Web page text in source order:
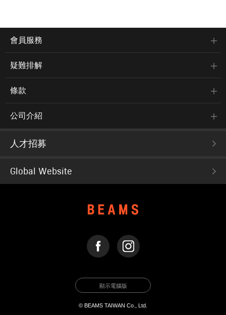
會員服務
疑難排解
條款
公司介紹
人才招募
Global Website
顯示電腦版
© BEAMS TAIWAN Co., Ltd.